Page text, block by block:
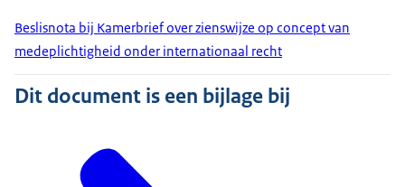
Beslisnota bij Kamerbrief over zienswijze op concept van
medeplichtigheid onder internationaal recht
Dit document is een bijlage bij